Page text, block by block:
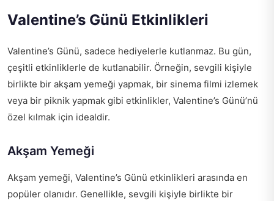
Valentine’s Günü Etkinlikleri
Valentine’s Günü, sadece hediyelerle kutlanmaz. Bu gün,
çeşitli etkinliklerle de kutlanabilir. Örneğin, sevgili kişiyle
birlikte bir akşam yemeği yapmak, bir sinema filmi izlemek
veya bir piknik yapmak gibi etkinlikler, Valentine’s Günü’nü
özel kılmak için idealdir.
Akşam Yemeği
Akşam yemeği, Valentine’s Günü etkinlikleri arasında en
popüler olanıdır. Genellikle, sevgili kişiyle birlikte bir